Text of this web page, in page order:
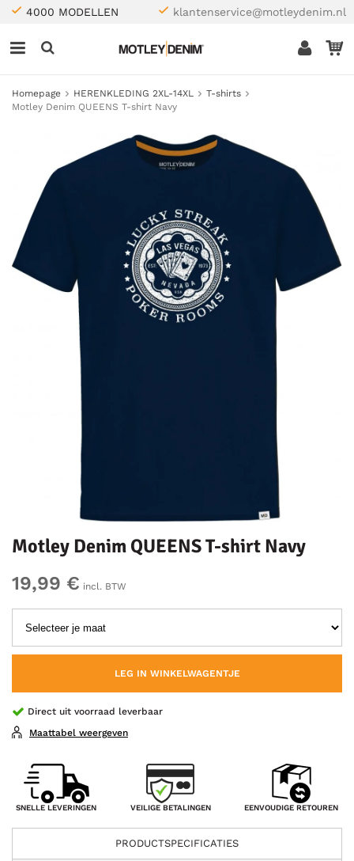
4000 MODELLEN klantenservice@motleydenim.nl
Homepage HERENKLEDING 2XL-14XL
T-shirts
Motley Denim QUEENS T-shirt Navy
Motley Denim QUEENS T-shirt Navy
19,99 € incl. BTW
LEG IN WINKELWAGENTJE
Direct uit voorraad leverbaar
Maattabel weergeven
SNELLE LEVERINGEN VEILIGE BETALINGEN EENVOUDIGE RETOUREN
PRODUCTSPECIFICATIES